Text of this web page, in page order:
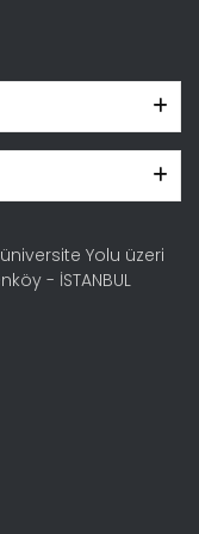
Yolu üzeri
- İSTANBUL